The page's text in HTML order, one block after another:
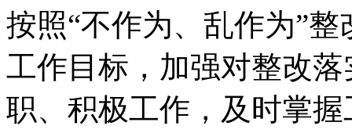
按照“不作为、乱作为”
工作目标，加强对整改
职、积极工作，及时掌